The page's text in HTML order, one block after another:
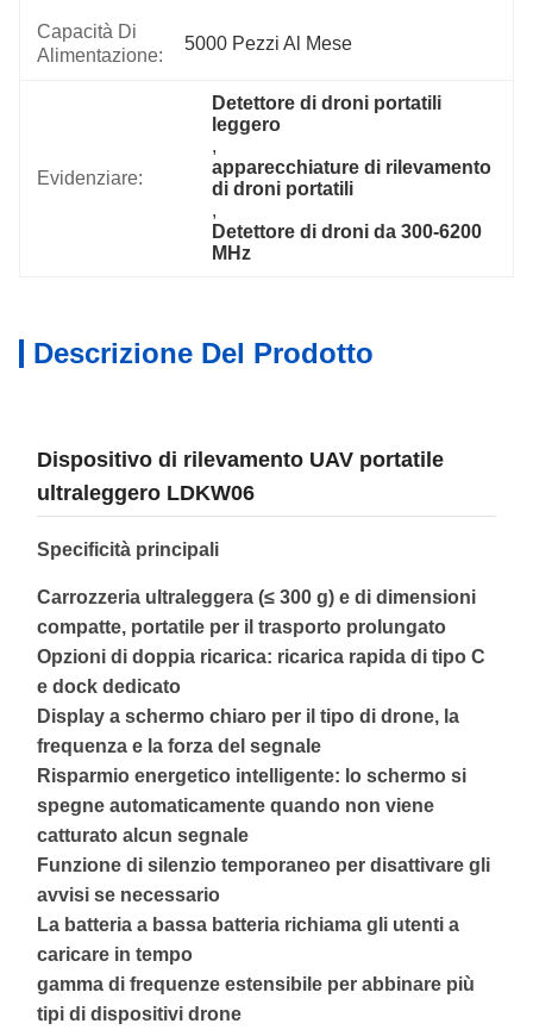
Capacità Di
Alimentazione:
5000 Pezzi Al Mese
Evidenziare:
Detettore di droni portatili
leggero
,
apparecchiature di rilevamento
di droni portatili
,
Detettore di droni da 300-6200
MHz
Descrizione Del Prodotto
Dispositivo di rilevamento UAV portatile
ultraleggero LDKW06
Specificità principali
Carrozzeria ultraleggera (≤ 300 g) e di dimensioni
compatte, portatile per il trasporto prolungato
Opzioni di doppia ricarica: ricarica rapida di tipo C
e dock dedicato
Display a schermo chiaro per il tipo di drone, la
frequenza e la forza del segnale
Risparmio energetico intelligente: lo schermo si
spegne automaticamente quando non viene
catturato alcun segnale
Funzione di silenzio temporaneo per disattivare gli
avvisi se necessario
La batteria a bassa batteria richiama gli utenti a
caricare in tempo
gamma di frequenze estensibile per abbinare più
tipi di dispositivi drone